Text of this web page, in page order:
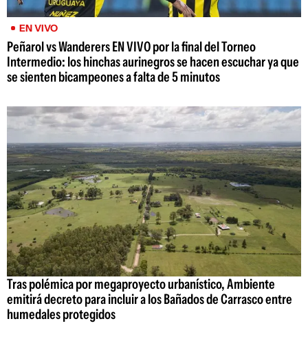
EN VIVO
Peñarol vs Wanderers EN VIVO por la final del Torneo
Intermedio: los hinchas aurinegros se hacen escuchar ya que
se sienten bicampeones a falta de 5 minutos
Tras polémica por megaproyecto urbanístico, Ambiente
emitirá decreto para incluir a los Bañados de Carrasco entre
humedales protegidos